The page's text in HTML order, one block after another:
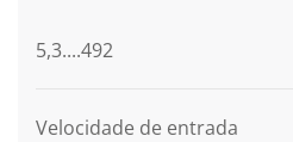
5,3....492
Velocidade de entrada